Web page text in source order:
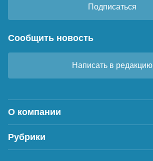
Подписаться
Сообщить новость
Написать в редакцию
О компании
Рубрики